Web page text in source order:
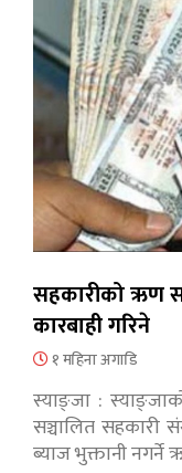
सहकारीको ऋण
कारबाही गरिने
१ महिना अगाडि
स्याङ्जा :
सञ्चालित सहकारी
ब्याज भुक्तानी